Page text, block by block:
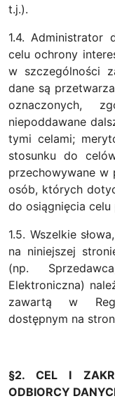
t.j.).
1.4. Administrator
celu ochrony
w szczególności
dane są
oznaczonych,
niepoddawane
tymi celami;
stosunku do
przechowywane w
osób, których
do osiągnięcia celu
1.5. Wszelkie
na niniejszej
(np.
Elektroniczna)
zawartą w
dostępnym na
§2. CEL I
ODBIORCY